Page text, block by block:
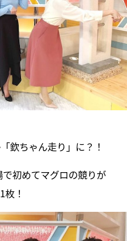
欽ちゃん走り」に？！
初めてマグロの競りが
！